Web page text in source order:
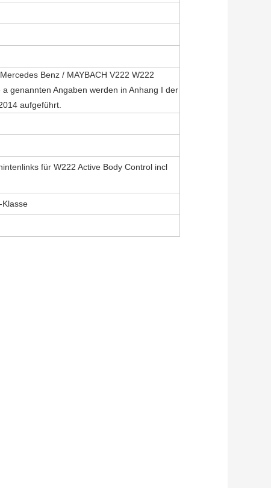
Benz / MAYBACH V222 W222
a genannten Angaben werden in Anhang I der
aufgeführt.
für W222 Active Body Control incl
Klasse